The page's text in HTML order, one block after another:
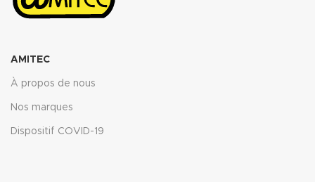
AMITEC
À propos de nous
Nos marques
Dispositif COVID-19